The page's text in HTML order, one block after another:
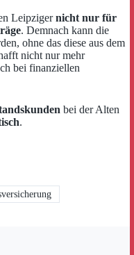
Leipzigernicht nur für
. Demnach kann die
ohne das diese aus dem
nicht nur mehr
bei finanziellen
bei der Alten
.